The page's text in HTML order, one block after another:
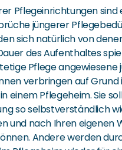
Pflegeinrichtungen
jüngerer
sich natürlich von
des Aufenthaltes
Pflege angewiesene
verbringen auf
einem Pflegeheim. Sie
so selbstverständlich
und nach Ihren eigenen
Andere werden